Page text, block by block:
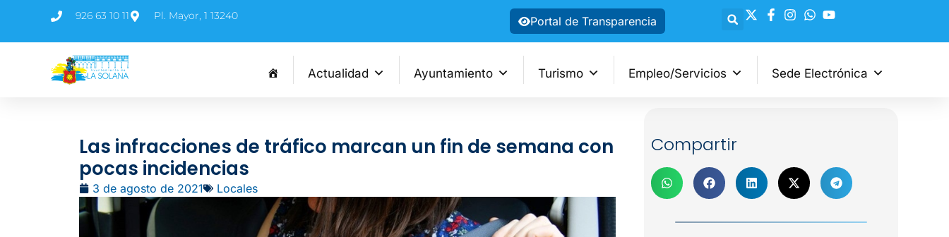
926 63 10 11 Pl. Mayor, 1 13240 Portal de Transparencia
Actualidad Ayuntamiento Turismo Empleo/Servicios Sede Electrónica
Las infracciones de tráfico marcan un fin de semana con
pocas incidencias
3 de agosto de 2021 Locales
Compartir